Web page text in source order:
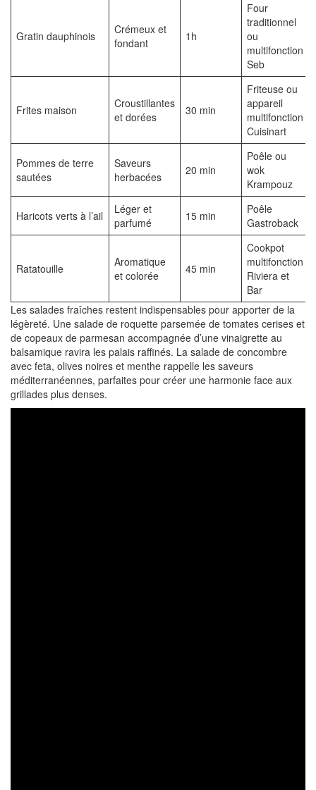
Gratin dauphinois
Crémeux et
fondant
1h
Four
traditionnel
ou
multifonction
Seb
Frites maison
Croustillantes
et dorées
30 min
Friteuse ou
appareil
multifonction
Cuisinart
Pommes de terre
sautées
Saveurs
herbacées
20 min
Poêle ou
wok
Krampouz
Haricots verts à l’ail
Léger et
parfumé
15 min
Poêle
Gastroback
Ratatouille
Aromatique
et colorée
45 min
Cookpot
multifonction
Riviera et
Bar
Les salades fraîches restent indispensables pour apporter de la
légèreté. Une salade de roquette parsemée de tomates cerises et
de copeaux de parmesan accompagnée d’une vinaigrette au
balsamique ravira les palais raffinés. La salade de concombre
avec feta, olives noires et menthe rappelle les saveurs
méditerranéennes, parfaites pour créer une harmonie face aux
grillades plus denses.